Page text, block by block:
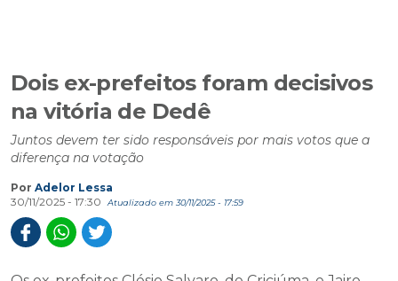
Dois ex-prefeitos foram decisivos
na vitória de Dedê
Juntos devem ter sido responsáveis por mais votos que a
diferença na votação
Por Adelor Lessa
30/11/2025 - 17:30
Atualizado em 30/11/2025 - 17:59